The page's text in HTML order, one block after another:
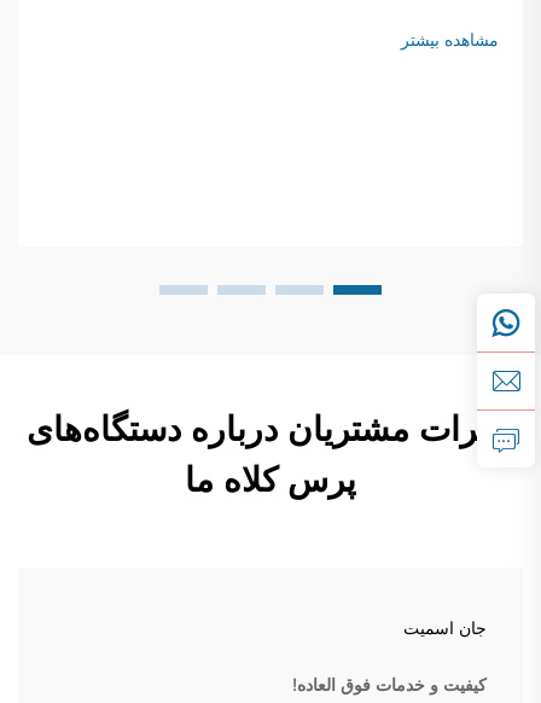
رول. یک کالاندرا سوبلیماسیون تکستیل از غلطک‌های فولادی
گرم‌شده برای انتقال س...
مشاهده بیشتر
نظرات مشتریان درباره دستگاه‌های
پرس کلاه ما
جان اسمیت
کیفیت و خدمات فوق العاده!